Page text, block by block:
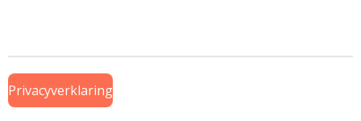
Privacyverklaring